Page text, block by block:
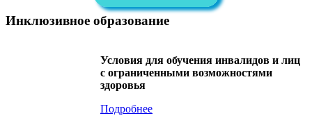
Инклюзивное образование
Условия для обучения инвалидов и лиц
с ограниченными возможностями
здоровья
Подробнее